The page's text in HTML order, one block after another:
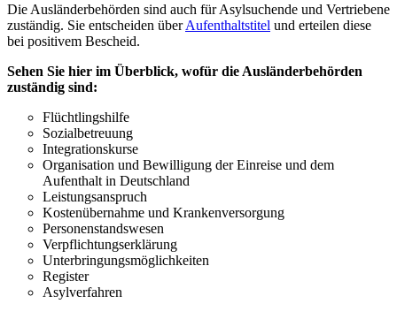
Die Ausländerbehörden sind auch für Asylsuchende und Vertriebene
zuständig. Sie entscheiden überAufenthaltstitel und erteilen diese
bei positivem Bescheid.
Sehen Sie hier im Überblick, wofür die Ausländerbehörden
zuständig sind:
Flüchtlingshilfe
Sozialbetreuung
Integrationskurse
Organisation und Bewilligung der Einreise und dem
Aufenthalt in Deutschland
Leistungsanspruch
Kostenübernahme und Krankenversorgung
Personenstandswesen
Verpflichtungserklärung
Unterbringungsmöglichkeiten
Register
Asylverfahren